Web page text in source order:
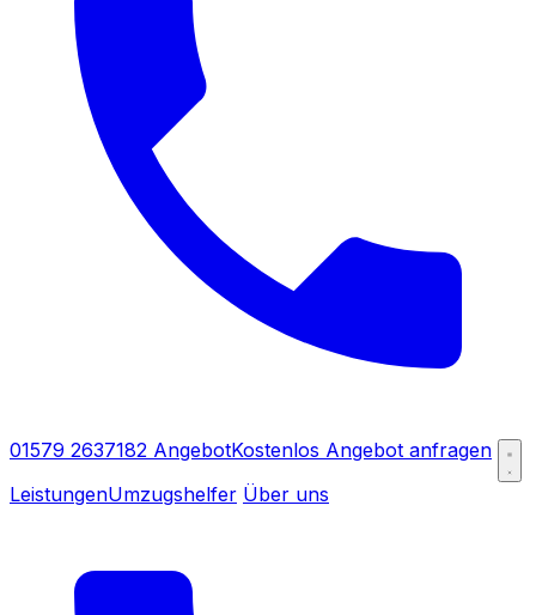
01579 2637182 AngebotKostenlos Angebot anfragen
LeistungenUmzugshelfer Über uns